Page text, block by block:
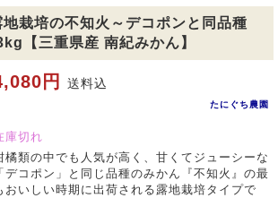
栽培の不知火～デコポンと同品種
【三重県産 南紀みかん】
円 送料込
たにぐち農園
庫切れ
橘類の中でも人気が高く、甘くてジューシーな
「デコポン」と同じ品種のみかん『不知火』の最
おいしい時期に出荷される露地栽培タイプで